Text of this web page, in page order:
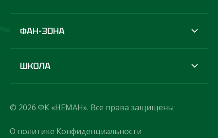
ФАН-ЗОНА
ШКОЛА
© 2026 ФК «НЕМАН». Все права защищены
О политике Конфиденциальности